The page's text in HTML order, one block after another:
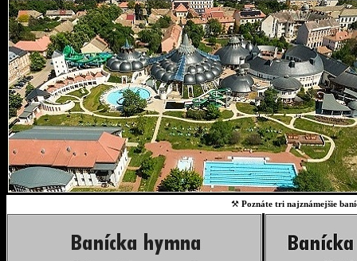
⚒ Poznáte tri najznámejšie